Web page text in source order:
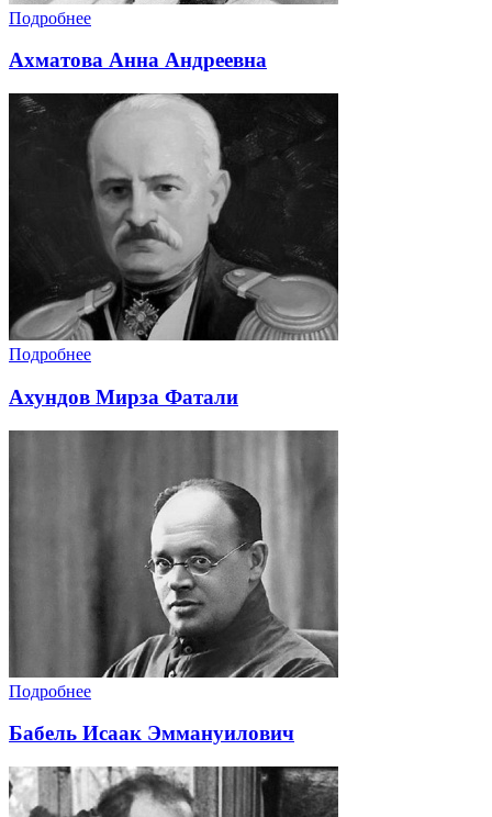
Подробнее
Ахматова Анна Андреевна
Подробнее
Ахундов Мирза Фатали
Подробнее
Бабель Исаак Эммануилович